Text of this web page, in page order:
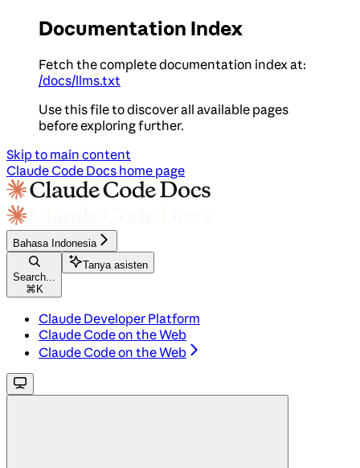
Documentation Index
Fetch the complete documentation index at:
/docs/llms.txt
Use this file to discover all available pages
before exploring further.
Skip to main content
Claude Code Docs home page
Bahasa Indonesia
Search...
⌘ K
Tanya asisten
Claude Developer Platform
Claude Code on the Web
Claude Code on the Web